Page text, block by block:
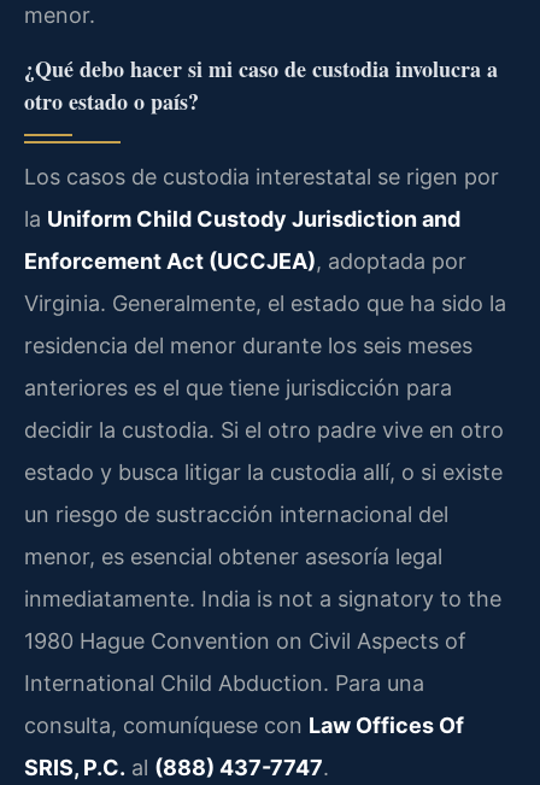
menor.
¿Qué debo hacer si mi caso de custodia involucra a
otro estado o país?
Los casos de custodia interestatal se rigen por
la Uniform Child Custody Jurisdiction and
Enforcement Act (UCCJEA), adoptada por
Virginia. Generalmente, el estado que ha sido la
residencia del menor durante los seis meses
anteriores es el que tiene jurisdicción para
decidir la custodia. Si el otro padre vive en otro
estado y busca litigar la custodia allí, o si existe
un riesgo de sustracción internacional del
menor, es esencial obtener asesoría legal
inmediatamente. India is not a signatory to the
1980 Hague Convention on Civil Aspects of
International Child Abduction. Para una
consulta, comuníquese con Law Offices Of
SRIS, P.C. al (888) 437-7747.